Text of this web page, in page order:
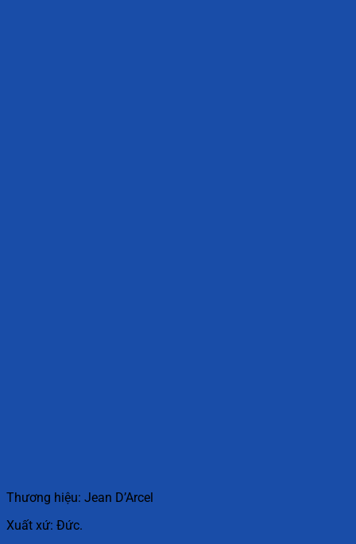
Thương hiệu: Jean D’Arcel
Xuất xứ: Đức.